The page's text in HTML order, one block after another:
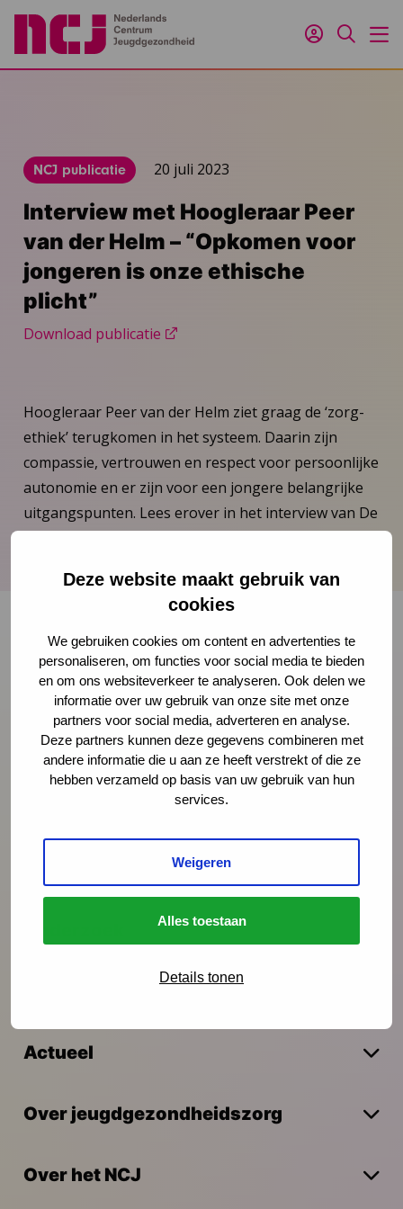
Deze website maakt gebruik van
cookies
We gebruiken cookies om content en advertenties te
personaliseren, om functies voor social media te bieden
en om ons websiteverkeer te analyseren. Ook delen we
informatie over uw gebruik van onze site met onze
partners voor social media, adverteren en analyse.
Deze partners kunnen deze gegevens combineren met
andere informatie die u aan ze heeft verstrekt of die ze
hebben verzameld op basis van uw gebruik van hun
services.
Weigeren
Alles toestaan
Details tonen
Inloggen
Zoeken
NCJ publicatie 20 juli 2023
Interview met Hoogleraar Peer
van der Helm – “Opkomen voor
jongeren is onze ethische
plicht”
Download publicatie
Hoogleraar Peer van der Helm ziet graag de ‘zorg-
ethiek’ terugkomen in het systeem. Daarin zijn
compassie, vertrouwen en respect voor persoonlijke
autonomie en er zijn voor een jongere belangrijke
uitgangspunten. Lees erover in het interview van De
Onze nieuwsbrief ontvangen?
Actueel
Over jeugdgezondheidszorg
Over het NCJ